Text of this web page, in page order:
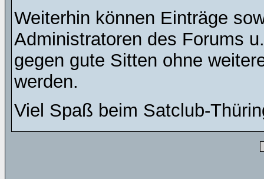
Weiterhin können Einträge
Administratoren des Forums
gegen gute Sitten ohne
werden.
Viel Spaß beim Satclub-